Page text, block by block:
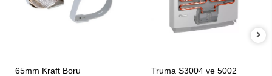
65mm Kraft Boru
Truma S3004 ve 5002